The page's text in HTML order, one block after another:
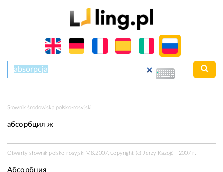
Słownik środowiska polsko-rosyjski
абсорбция ж
Otwarty słownik polsko-rosyjski V.8.2007, Copyright (c) Jerzy Kazojć - 2007 r.
Абсорбция